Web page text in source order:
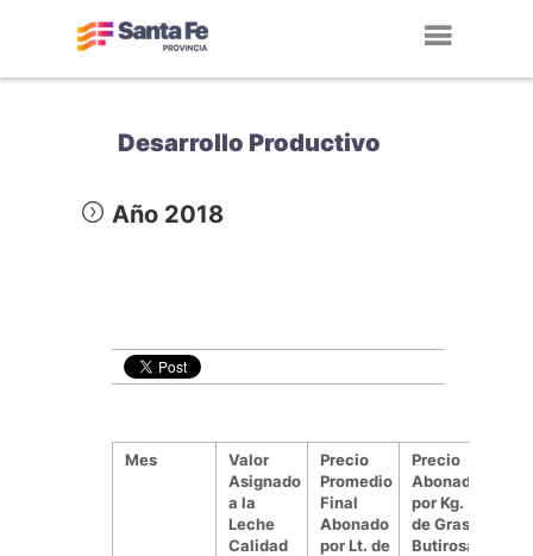
Desarrollo Productivo
Año 2018
Mes
Valor
Asignado
a la
Leche
Calidad
Precio
Promedio
Final
Abonado
por Lt. de
Precio
Abonado
por Kg.
de Grasa
Butirosa